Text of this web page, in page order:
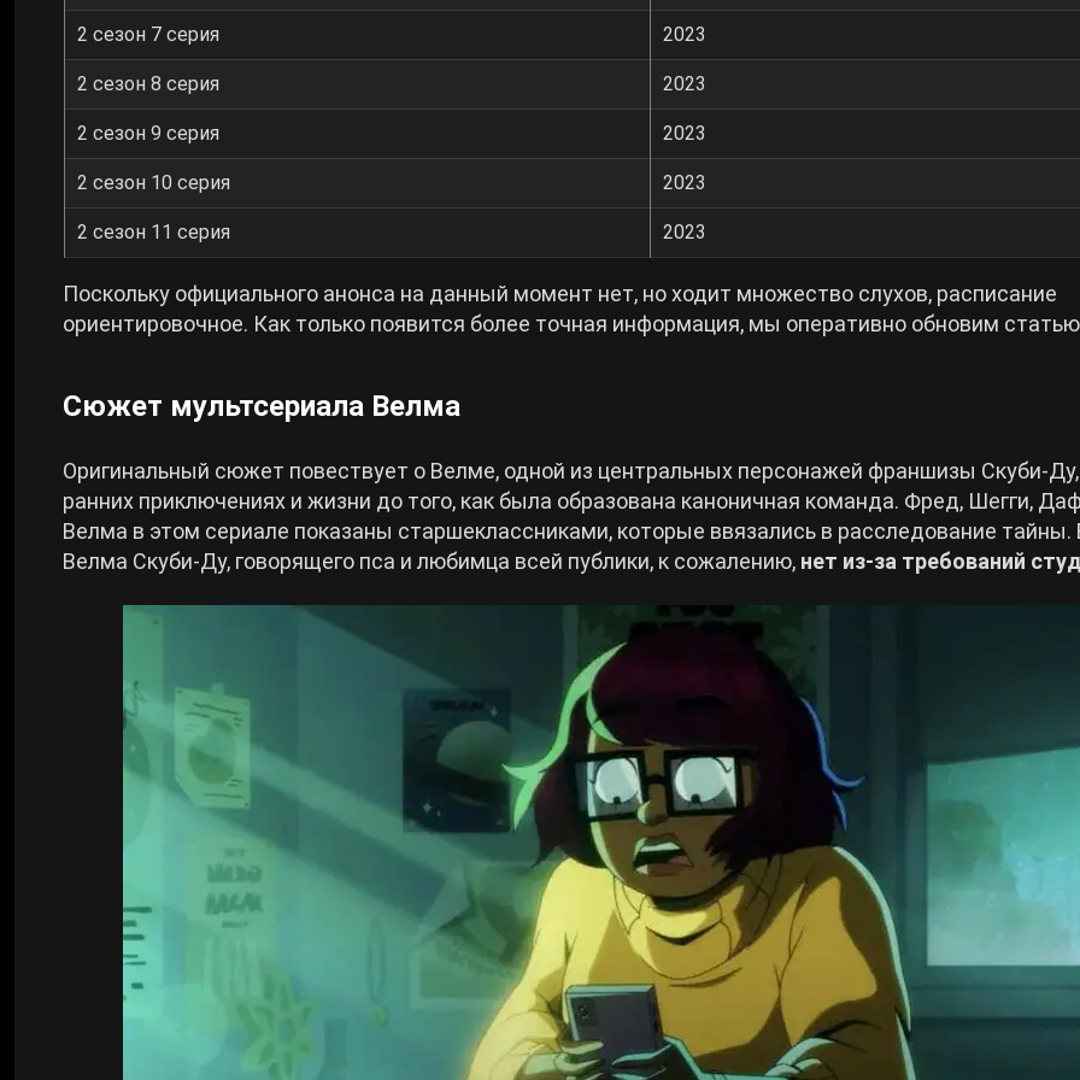
2 сезон 7 серия 2023
2 сезон 8 серия 2023
2 сезон 9 серия 2023
2 сезон 10 серия 2023
2 сезон 11 серия 2023
Поскольку официального анонса на данный момент нет, но ходит множество слухов, расписание
ориентировочное. Как только появится более точная информация, мы оперативно обновим
Сюжет мультсериала Велма
Оригинальный сюжет повествует о Велме, одной из центральных персонажей франшизы Скуби-
ранних приключениях и жизни до того, как была образована каноничная команда. Фред, Шегги,
Велма в этом сериале показаны старшеклассниками, которые ввязались в расследование тайны.
Велма Скуби-Ду, говорящего пса и любимца всей публики, к сожалению, нет из-за требований